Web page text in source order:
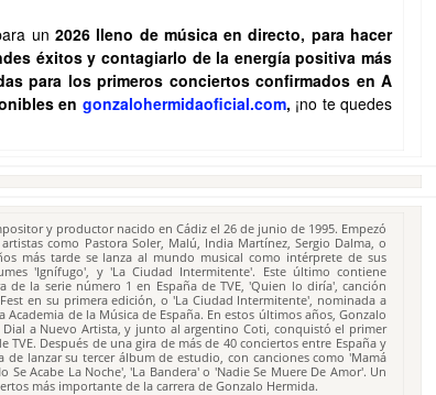
un 2026 lleno de música en directo, para hacer
éxitos y contagiarlo de la energía positiva más
para los primeros conciertos confirmados en A
en gonzalohermidaoficial.com, ¡no te quedes
y productor nacido en Cádiz el 26 de junio de 1995. Empezó
como Pastora Soler, Malú, India Martínez, Sergio Dalma, o
más tarde se lanza al mundo musical como intérprete de sus
'Ignífugo', y 'La Ciudad Intermitente'. Este último contiene
de la serie número 1 en España de TVE, 'Quien lo diría', canción
en su primera edición, o 'La Ciudad Intermitente', nominada a
de la Música de España. En estos últimos años, Gonzalo
a Nuevo Artista, y junto al argentino Coti, conquistó el primer
TVE. Después de una gira de más de 40 conciertos entre España y
de lanzar su tercer álbum de estudio, con canciones como 'Mamá
Acabe La Noche', 'La Bandera' o 'Nadie Se Muere De Amor'. Un
más importante de la carrera de Gonzalo Hermida.